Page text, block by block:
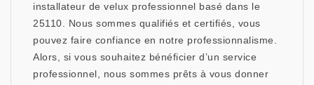
installateur de velux professionnel basé dans le
25110. Nous sommes qualifiés et certifiés, vous
pouvez faire confiance en notre professionnalisme.
Alors, si vous souhaitez bénéficier d’un service
professionnel, nous sommes prêts à vous donner